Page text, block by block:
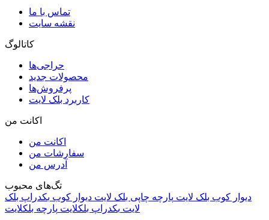
تماس با ما
نقشه سایت
کاتالوگ
حراجی‌ها
محصولات جدید
پرفروش‌ها
کاربرد بلک لایت
اکانت من
اکانت من
سفارشات من
آدرس من
تگ‌های محبوب
دیوار کوب بلک لایت پارچه چاپی بلک لایت دیوار کوب بکدراپ بلک
لایت بکدراپ بلکلایت پارچه بلکلایت